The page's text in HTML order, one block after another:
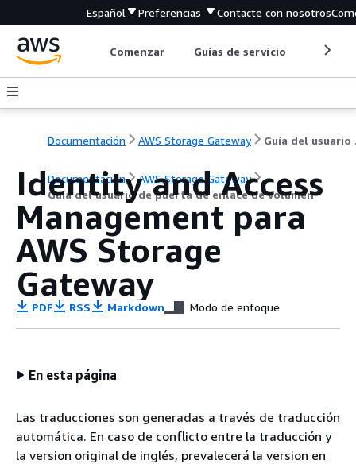
Español Preferencias Contacte con nosotros
Comenzar Guías de servicio
Documentación AWS Storage Gateway
Documentación
AWS Storage Gateway
Guía del usuario de puerta de enlace de volumen
Identity and Access
Management para
AWS Storage
Gateway
PDF RSS Markdown Modo de enfoque
En esta página
Las traducciones son generadas a través de traducción
automática. En caso de conflicto entre la traducción y
la version original de inglés, prevalecerá la version en